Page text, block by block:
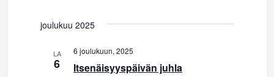
a
joulukuu 2025
LA
6 Itsenäisyyspäivän juhla
6 joulukuun, 2025